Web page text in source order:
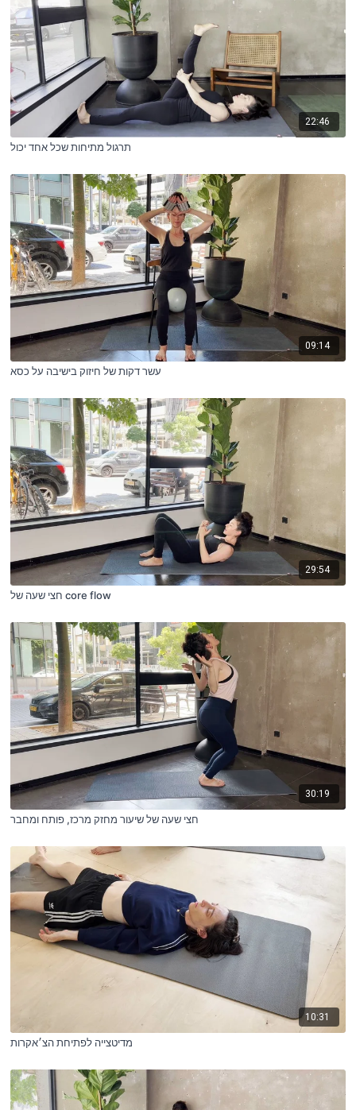
22:46
תרגול מתיחות שכל אחד יכול
09:14
עשר דקות של חיזוק בישיבה על כסא
29:54
חצי שעה של core flow
30:19
חצי שעה של שיעור מחזק מרכז, פותח ומחבר
10:31
מדיטצייה לפתיחת הצ׳אקרות